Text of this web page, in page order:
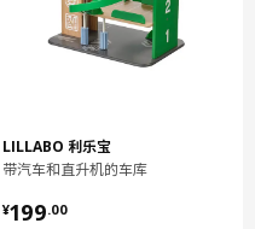
LILLABO 利乐宝
带汽车和直升机的车库
¥199.00
¥ 199.00